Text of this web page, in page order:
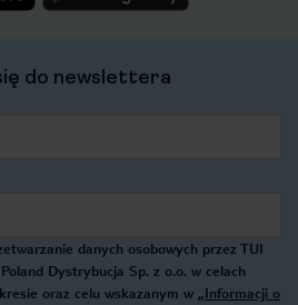
do newslettera
danych osobowych przez TUI
Dystrybucja Sp. z o.o. w celach
oraz celu wskazanym w „Informacji o